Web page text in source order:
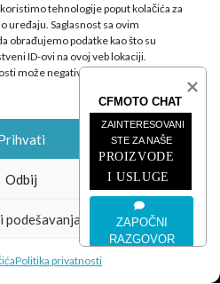
tehnologije poput kolačića za
uređaju. Saglasnost sa ovim
obrađujemo podatke kao što su
ID-ovi na ovoj veb lokaciji.
može negativno uticati na određene
Odbij
podešavanja
Politika privatnosti
su za one koji od vozila očekuju
i maksimalno uzbuđenje u
CFMOTO CHAT
ZAINTERESOVANI
STE ZA NAŠE
ZAPOČNI
RAZGOVOR
PROIZVODE
I USLUGE